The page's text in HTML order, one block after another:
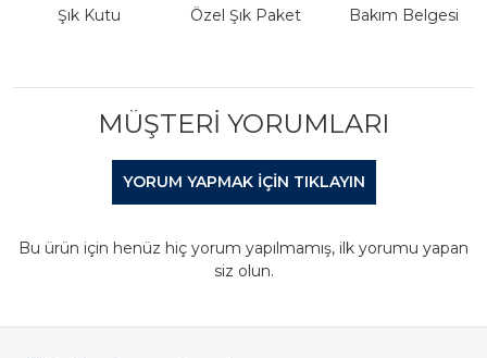
Şık Kutu Özel Şık Paket Bakım Belgesi
MÜŞTERI YORUMLARI
YORUM YAPMAK IÇIN TIKLAYIN
Bu ürün için henüz hiç yorum yapılmamış, ilk yorumu yapan
siz olun.